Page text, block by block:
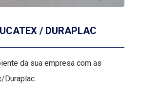
/ DURAPLAC
da sua empresa com as
Duraplac.